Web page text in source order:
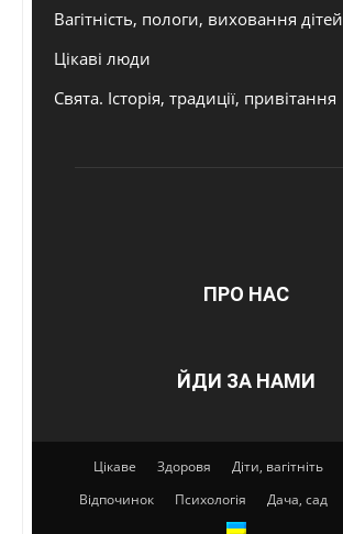
Вагітність, пологи, виховання дітей
Цікаві люди
Свята. Історія, традиції, привітання
ПРО НАС
ЙДИ ЗА НАМИ
Цікаве Здоровя Діти, вагітніть
Відпочинок
Психологія Дача, сад